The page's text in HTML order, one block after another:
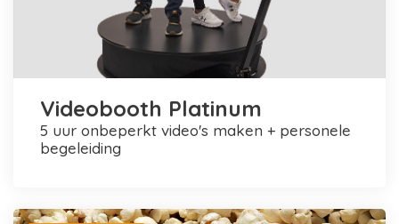
Videobooth Platinum
5 uur onbeperkt video's maken + personele
begeleiding